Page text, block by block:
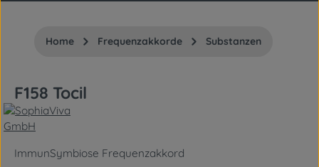
Home Frequenzakkorde Substanzen
F158 Tocil
ImmunSymbiose Frequenzakkord